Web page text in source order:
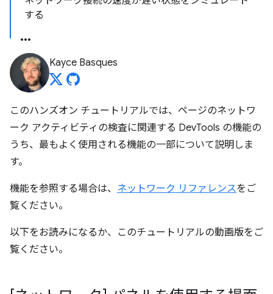
する
Kayce Basques
このハンズオン チュートリアルでは、ページのネットワ
ーク アクティビティの検査に関連する DevTools の機能の
うち、最もよく使用される機能の一部について説明しま
す。
機能を参照する場合は、 ネットワーク リファレンスをご
覧ください。
以下をお読みになるか、このチュートリアルの動画版をご
覧ください。